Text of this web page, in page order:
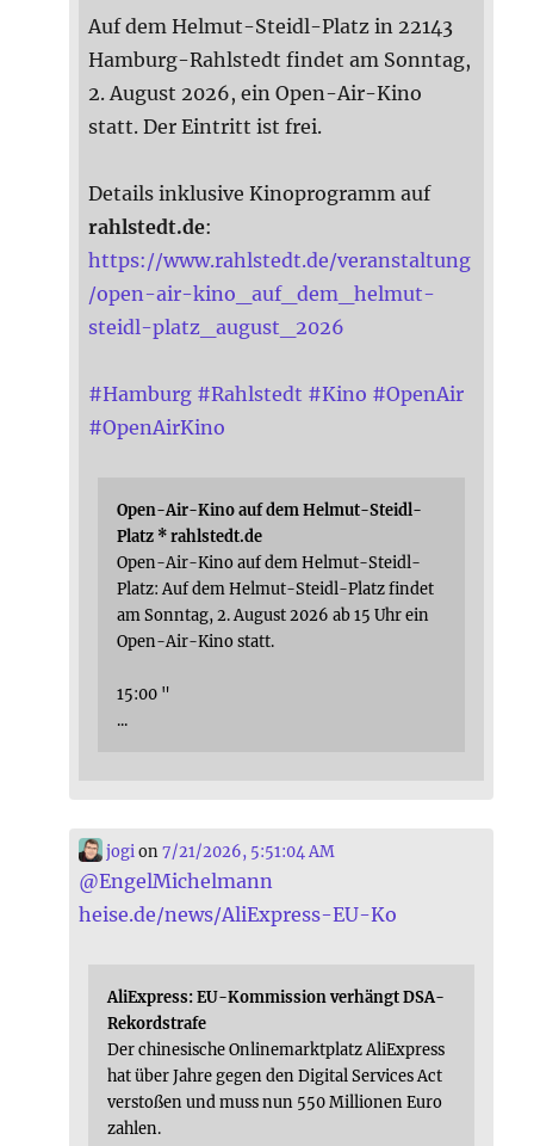
Auf dem Helmut-Steidl-Platz in 22143
Hamburg-Rahlstedt findet am Sonntag,
2. August 2026, ein Open-Air-Kino
statt. Der Eintritt ist frei.
Details inklusive Kinoprogramm auf
rahlstedt.de:
https://www.rahlstedt.de/veranstaltung
/open-air-kino_auf_dem_helmut-
steidl-platz_august_2026
#Hamburg #Rahlstedt #Kino #OpenAir
#OpenAirKino
Open-Air-Kino auf dem Helmut-Steidl-
Platz * rahlstedt.de
Open-Air-Kino auf dem Helmut-Steidl-
Platz: Auf dem Helmut-Steidl-Platz findet
am Sonntag, 2. August 2026 ab 15 Uhr ein
Open-Air-Kino statt.
15:00 "
...
jogi on7/21/2026, 5:51:04 AM
@EngelMichelmann
heise.de/news/AliExpress-EU-Ko
AliExpress: EU-Kommission verhängt DSA-
Rekordstrafe
Der chinesische Onlinemarktplatz AliExpress
hat über Jahre gegen den Digital Services Act
verstoßen und muss nun 550 Millionen Euro
zahlen.